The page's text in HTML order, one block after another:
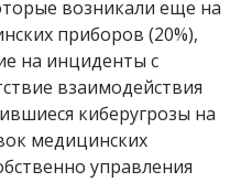
возникали еще на
приборов (20%),
на инциденты с
взаимодействия
киберугрозы на
медицинских
управления